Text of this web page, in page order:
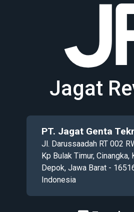
Jagat
PT. Jagat Genta
Jl. Darussaadah RT 002
Kp Bulak Timur, Cinangka,
Depok, Jawa Barat -
Indonesia